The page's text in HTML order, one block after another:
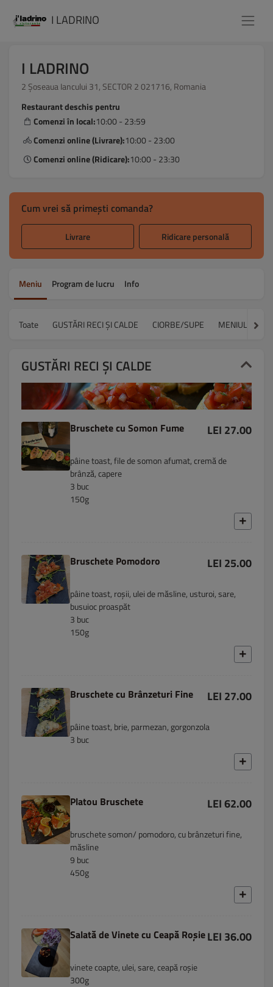
I LADRINO
I LADRINO
2 Șoseaua Iancului 31, SECTOR 2 021716, Romania
Restaurant deschis pentru
Comenzi în local:10:00 - 23:59
Comenzi online (Livrare):10:00 - 23:00
Comenzi online (Ridicare):10:00 - 23:30
Cum vrei să primești comanda?
Livrare Ridicare personală
Meniu Program de lucru Info
Toate GUSTĂRI RECI ȘI CALDE CIORBE/SUPE MENIUL ZILEI
GUSTĂRI RECI ȘI CALDE
Bruschete cu Somon Fume LEI 27.00
pâine toast, file de somon afumat, cremă de
brânză, capere
3 buc
150g
Bruschete Pomodoro LEI 25.00
pâine toast, roșii, ulei de măsline, usturoi, sare,
busuioc proaspăt
3 buc
150g
Bruschete cu Brânzeturi Fine LEI 27.00
pâine toast, brie, parmezan, gorgonzola
3 buc
Platou Bruschete LEI 62.00
bruschete somon/ pomodoro, cu brânzeturi fine,
măsline
9 buc
450g
Salată de Vinete cu Ceapă RoșieLEI 36.00
vinete coapte, ulei, sare, ceapă roșie
300g